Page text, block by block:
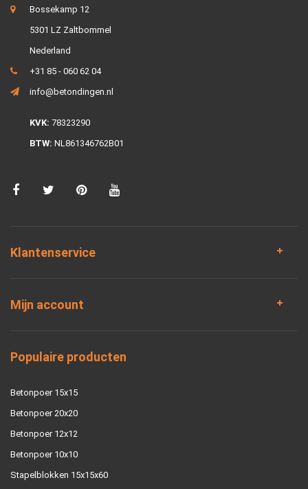
Bossekamp 12
5301 LZ Zaltbommel
Nederland
+31 85 - 060 62 04
info@betondingen.nl
KVK: 78323290
BTW: NL861346762B01
Klantenservice
Mijn account
Populaire producten
Betonpoer 15x15
Betonpoer 20x20
Betonpoer 12x12
Betonpoer 10x10
Stapelblokken 15x15x60